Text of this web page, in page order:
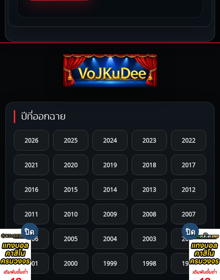
ปีที่ออกฉาย
2026 2025 2024 2023 2022
2021 2020 2019 2018 2017
2016 2015 2014 2013 2012
2011 2010 2009 2008 2007
2006 2005 2004 2003 2002
2001 2000 1999 1998 1997